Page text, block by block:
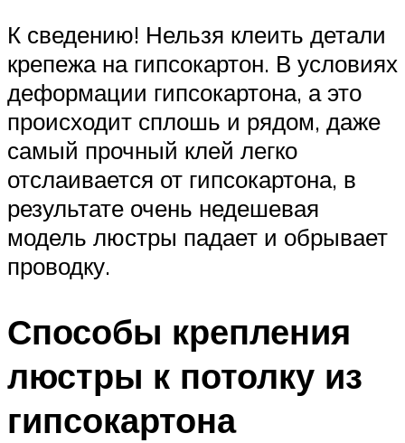
К сведению! Нельзя клеить детали
крепежа на гипсокартон. В условиях
деформации гипсокартона, а это
происходит сплошь и рядом, даже
самый прочный клей легко
отслаивается от гипсокартона, в
результате очень недешевая
модель люстры падает и обрывает
проводку.
Способы крепления
люстры к потолку из
гипсокартона